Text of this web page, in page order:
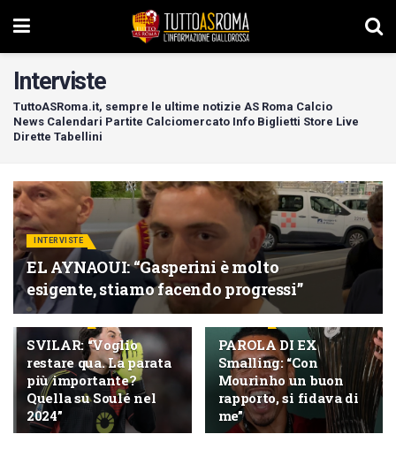
Interviste
TuttoASRoma.it, sempre le ultime notizie AS Roma Calcio
News Calendari Partite Calciomercato Info Biglietti Store Live
Dirette Tabellini
INTERVISTE
EL AYNAOUI: “Gasperini è molto
esigente, stiamo facendo progressi”
SVILAR: “Voglio
restare qua. La parata
più importante?
Quella su Soulé nel
2024”
PAROLA DI EX
Smalling: “Con
Mourinho un buon
rapporto, si fidava di
me”